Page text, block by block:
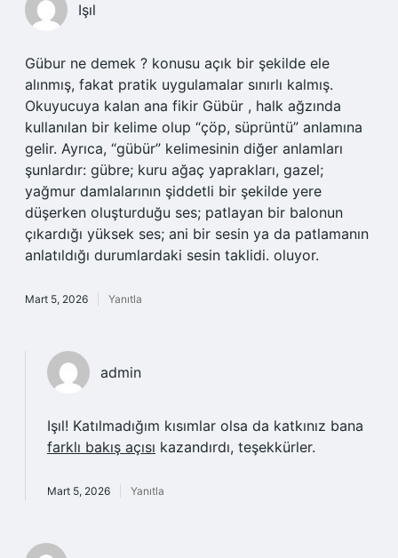
Işıl
Gübur ne demek ? konusu açık bir şekilde ele
alınmış, fakat pratik uygulamalar sınırlı kalmış.
Okuyucuya kalan ana fikir Gübür , halk ağzında
kullanılan bir kelime olup “çöp, süprüntü” anlamına
gelir. Ayrıca, “gübür” kelimesinin diğer anlamları
şunlardır: gübre; kuru ağaç yaprakları, gazel;
yağmur damlalarının şiddetli bir şekilde yere
düşerken oluşturduğu ses; patlayan bir balonun
çıkardığı yüksek ses; ani bir sesin ya da patlamanın
anlatıldığı durumlardaki sesin taklidi. oluyor.
Mart 5, 2026 Yanıtla
admin
Işıl! Katılmadığım kısımlar olsa da katkınız bana
farklı bakış açısı kazandırdı, teşekkürler.
Mart 5, 2026 Yanıtla